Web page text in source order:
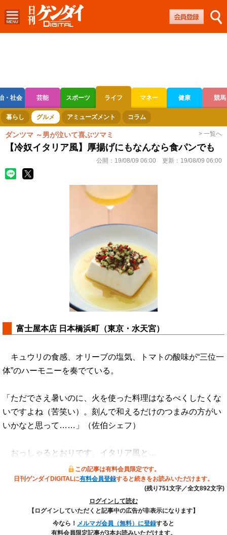
・社会 芸能 スポーツ ライフ マネー 健康 競馬
ボートレース 競輪 オートレース
暮らし グルメ アミューズメント コラム
ダンツマ ～男が泣いて喜ぶツマミ > 一覧へ
【冷奴イタリア風】厚揚げにもなんなら食パンでも
公開： 19/08/09 06:00 更新： 19/08/09 06:00
富士屋本店 日本橋浜町（東京・水天宮）
キュウリの食感、オリーブの塩気、トマトの酸味が“三位一
体”のハーモニーを奏でている。
「ただでさえ暑いのに、火を使った料理はなるべくしたくな
いですよね（苦笑い）。刻んで和えるだけのつまみの方がい
いかなと思って……」（佐伯シェフ）
おっしゃるとおりです。イタリア風と…
この記事は有料会員限定です。
日刊ゲンダイDIGITALに有料会員登録すると続きをお読みいただけます。
(残り751文字／全文892文字)
ログインして読む
【ログインしていただくと記事中の広告が非表示になります】
今なら！ メルマガ会員（無料）に登録すると
有料会員限定記事が3本お読みいただけます。